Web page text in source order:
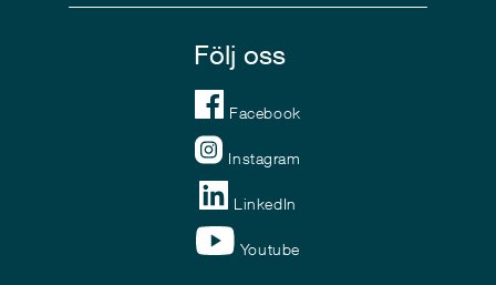
Följ oss
Facebook
Instagram
LinkedIn
Youtube